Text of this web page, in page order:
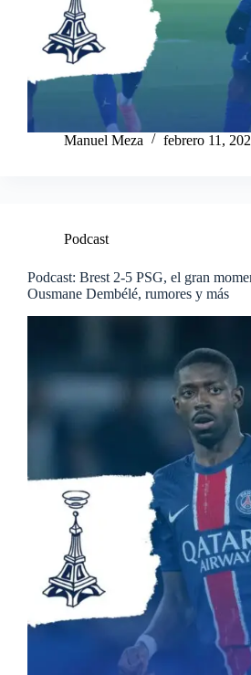
Manuel Meza febrero 11,
Podcast
Podcast: Brest 2-5 PSG, el gran
Ousmane Dembélé, rumores y más